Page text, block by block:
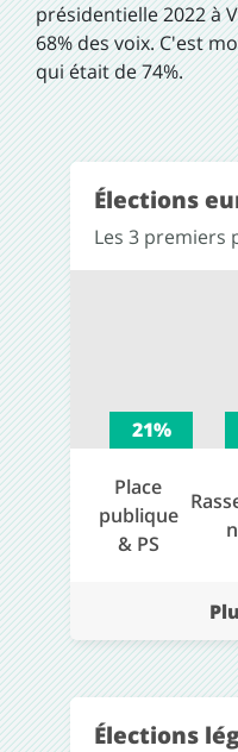
présidentielle 2022 à
68% des voix. C'est
qui était de 74%.
Élections
Les 3 premiers
21%
Place
publique
& PS
Élections